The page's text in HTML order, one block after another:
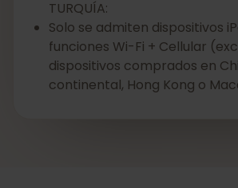
TURQUÍA:
Solo se admiten dispositivos
funciones Wi-Fi + Cellular
dispositivos comprados en
continental, Hong Kong o